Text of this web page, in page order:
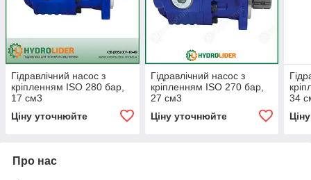
Гідравлічний насос з
кріпленням ISO 280 бар,
17 см3
Ціну уточнюйте
Гідравлічний насос з
кріпленням ISO 270 бар,
27 см3
Ціну уточнюйте
34
Про нас